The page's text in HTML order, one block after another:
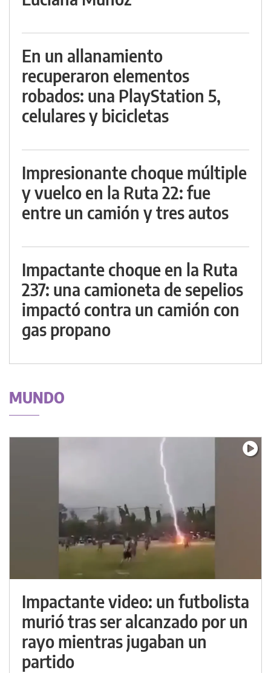
En un allanamiento
recuperaron elementos
robados: una PlayStation 5,
celulares y bicicletas
Impresionante choque múltiple
y vuelco en la Ruta 22: fue
entre un camión y tres autos
Impactante choque en la Ruta
237: una camioneta de sepelios
impactó contra un camión con
gas propano
MUNDO
Impactante video: un futbolista
murió tras ser alcanzado por un
rayo mientras jugaban un
partido